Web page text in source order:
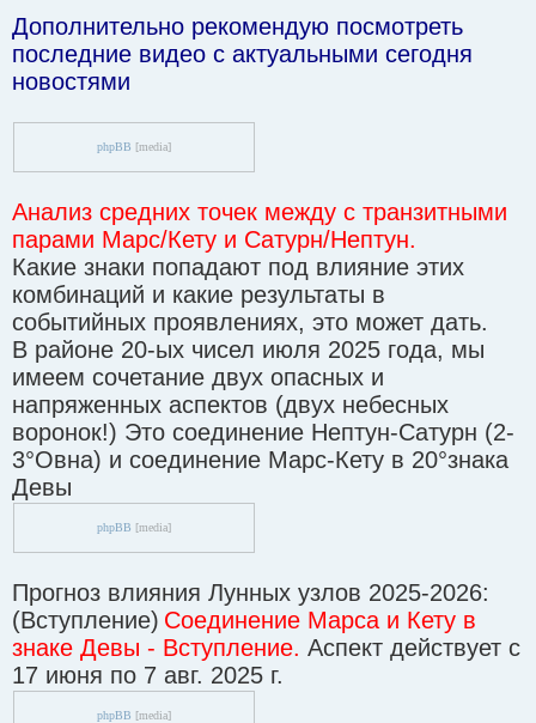
о
б
щ
н
е
Дополнительно рекомендую посмотреть
последние видео с актуальными сегодня
новостями
phpBB [media]
Анализ средних точек между с транзитными
парами Марс/Кету и Сатурн/Нептун.
Какие знаки попадают под влияние этих
комбинаций и какие результаты в
событийных проявлениях, это может дать.
В районе 20-ых чисел июля 2025 года, мы
имеем сочетание двух опасных и
напряженных аспектов (двух небесных
воронок!) Это соединение Нептун-Сатурн (2-
3°Овна) и соединение Марс-Кету в 20°знака
Девы
phpBB [media]
Прогноз влияния Лунных узлов 2025-2026:
(Вступление) Соединение Марса и Кету в
знаке Девы - Вступление. Аспект действует с
17 июня по 7 авг. 2025 г.
phpBB [media]